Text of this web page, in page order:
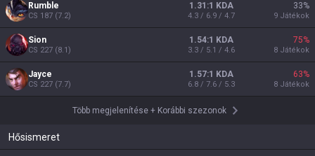
Rumble
CS 187 (7.2)
1.31:1 KDA
4.3 / 6.9 / 4.7
33%
9 Játékok
Sion
CS 227 (8.1)
1.54:1 KDA
3.3 / 5.1 / 4.6
75%
8 Játékok
Jayce
CS 227 (7.7)
1.57:1 KDA
6.8 / 7.6 / 5.3
63%
8 Játékok
Több megjelenítése+ Korábbi szezonok
Hősismeret